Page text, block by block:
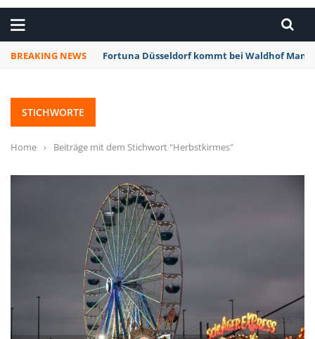
BREAKING NEWS Fortuna Düsseldorf kommt bei Waldhof
STICHWORTE
Home › Beiträge mit dem Stichwort "Herbstkirmes"